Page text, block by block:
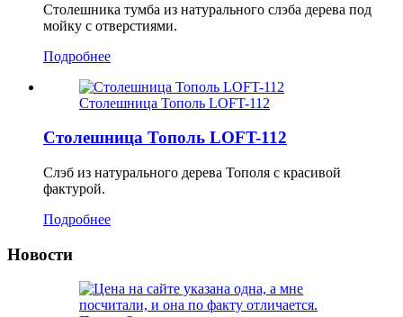
Столешника тумба из натурального слэба дерева под
мойку с отверстиями.
Подробнее
Столешница Тополь LOFT-112
Столешница Тополь LOFT-112
Слэб из натурального дерева Тополя с красивой
фактурой.
Подробнее
Новости